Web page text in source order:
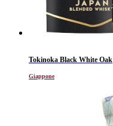
Tokinoka Black White Oak
Giappone